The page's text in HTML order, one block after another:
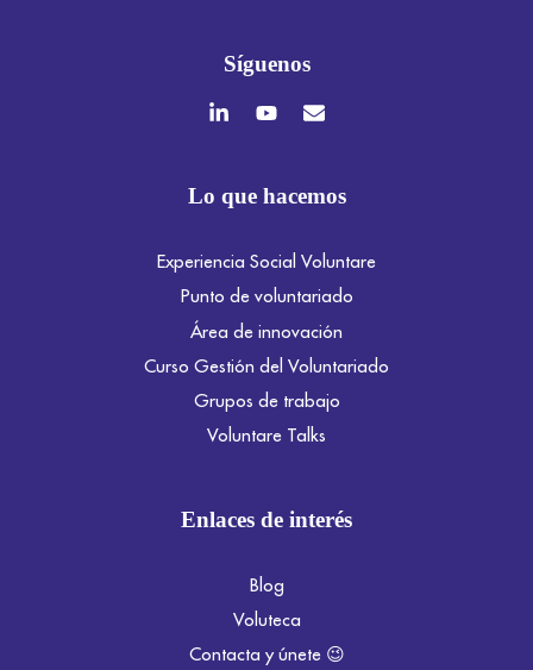
Síguenos
Lo que hacemos
Experiencia Social Voluntare
Punto de voluntariado
Área de innovación
Curso Gestión del Voluntariado
Grupos de trabajo
Voluntare Talks
Enlaces de interés
Blog
Voluteca
Contacta y únete 😉